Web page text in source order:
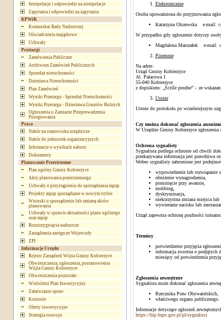
Interpelacje i odpowiedzi na interpelacje
Zapytania i odpowiedzi na zapytania
KPWiK
Komunikat Rady Nadzorczej
Oświadczenia majątkowe
Uchwały
Przetargi
Zamówienia Publiczne
Archiwum Zamówień Publicznych
Sprzedaż nieruchomości
Dzierżawa Nieruchomości
Plan Zamówień
Wyniki Przetargu - Sprzedaż Nieruchomości
Wyniki Przetargu - Dzierżawa Gruntów Rolnych
Ogłoszenia o Zamiarze Przeprowadzenia
Postępowania
Praca
Nabór na stanowiska urzędnicze
Nabór do jednostek organizacyjnych
Informacje o wynikach naboru
Dokumenty
Planowanie Przestrzenne
Plan ogólny Gminy Kobierzyce
Akty planowania przestrzennego
Uchwały o przystąpieniu do sporządzania mpzp
Projekty mpzp sporządzane w nowym trybie
Wnioski o sporządzenie lub zmianę aktów
planowania
Uchwały w sprawie aktualności planu ogólnego
oraz mpzp
Rozstrzygnięcia nadzorcze
Zarządzenia zastępcze Wojewody
ZPI
Informacje Urzędu
Rejestr Zarządzeń Wójta Gminy Kobierzyce
Obwieszczenia, ogłoszenia, postanowienia
Wójta Gminy Kobierzyce
Obwieszczenia pozostałe
Wieloletni Plan Inwestycyjny
Załatwianie spraw
Kontrole
Oferty inwestycyjne
Strategia rozwoju
Elektronicznie
Osoba upoważniona do przyjmowania
Katarzyna Olszewska e-mail:
W przypadku gdy zgłoszenie dotyczy
Magdalena Marszałek e-mail:
Pisemnie
Na adres:
Urząd Gminy Kobierzyce
Al. Pałacowa 1
55-040 Kobierzyce
z dopiskiem: „Ściśle poufne” – ze
Ustnie
Ustnie do protokołu po wcześniejszym
Czy można dokonać zgłoszenia
W Urzędzie Gminy Kobierzyce
Ochrona sygnalisty
Sygnalista podlega ochronie od chwili
przekazywana informacja jest prawdziwa
Wobec sygnalisty zabronione jest
wypowiedzenie lub rozwiązanie
obniżenie wynagrodzenia,
pominięcie przy awansie,
mobbing,
dyskryminacja,
niekorzystna zmiana miejsca lub
wywieranie nacisku lub
Urząd zapewnia ochronę poufności
Terminy
potwierdzenie przyjęcia
informacja zwrotna o podjętych
miesięcy od potwierdzenia
Zgłoszenia zewnętrzne
Sygnalista może dokonać zgłoszenia
Rzecznika Praw Obywatelskich,
właściwego organu publicznego.
Informacje dotyczące zgłoszeń
https://bip.brpo.gov.pl/pl/sygnalisci